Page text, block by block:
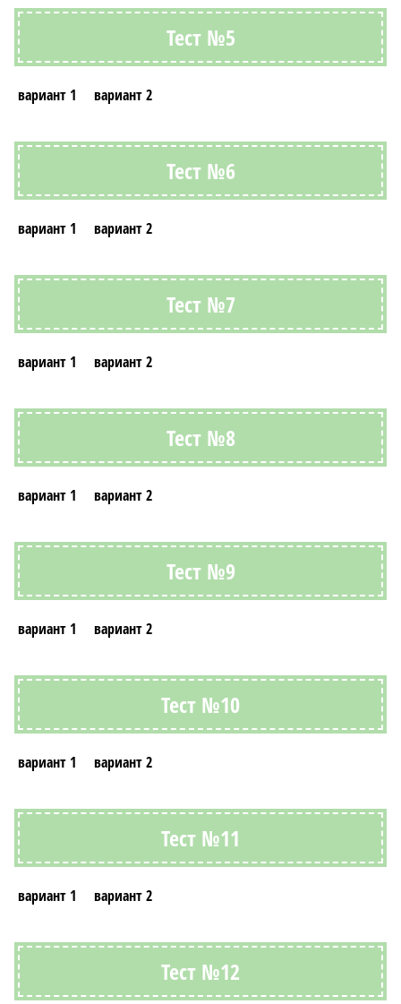
Тест №5
вариант 1 вариант 2
Тест №6
вариант 1 вариант 2
Тест №7
вариант 1 вариант 2
Тест №8
вариант 1 вариант 2
Тест №9
вариант 1 вариант 2
Тест №10
вариант 1 вариант 2
Тест №11
вариант 1 вариант 2
Тест №12